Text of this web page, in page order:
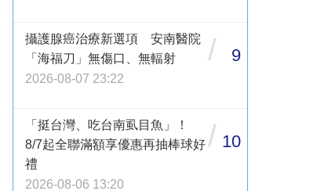
攝護腺癌治療新選項 安南醫院
「海福刀」無傷口、無輻射
2026-08-07 23:22
/ 9
「挺台灣、吃台南虱目魚」！
8/7起全聯滿額享優惠再抽棒球好
禮
2026-08-06 13:20
/ 10